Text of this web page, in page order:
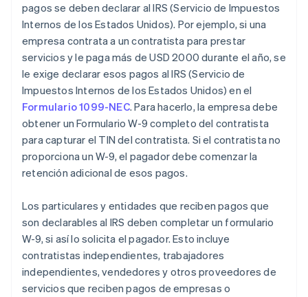
pagos se deben declarar al IRS (Servicio de Impuestos
Internos de los Estados Unidos). Por ejemplo, si una
empresa contrata a un contratista para prestar
servicios y le paga más de USD 2000 durante el año, se
le exige declarar esos pagos al IRS (Servicio de
Impuestos Internos de los Estados Unidos) en el
Formulario 1099-NEC. Para hacerlo, la empresa debe
obtener un Formulario W-9 completo del contratista
para capturar el TIN del contratista. Si el contratista no
proporciona un W-9, el pagador debe comenzar la
retención adicional de esos pagos.
Los particulares y entidades que reciben pagos que
son declarables al IRS deben completar un formulario
W-9, si así lo solicita el pagador. Esto incluye
contratistas independientes, trabajadores
independientes, vendedores y otros proveedores de
servicios que reciben pagos de empresas o